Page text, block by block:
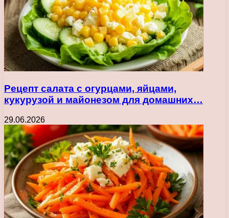
Рецепт салата с огурцами, яйцами,
кукурузой и майонезом для домашних…
29.06.2026